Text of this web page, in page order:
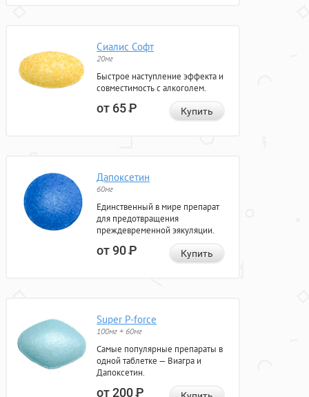
Сиалис Софт
20мг
Быстрое наступление эффекта и
совместимость с алкоголем.
от 65Р Купить
Дапоксетин
60мг
Единственный в мире препарат
для предотвращения
преждевременной эякуляции.
от 90Р Купить
Super P-force
100мг + 60мг
Самые популярные препараты в
одной таблетке — Виагра и
Дапоксетин.
от 200Р